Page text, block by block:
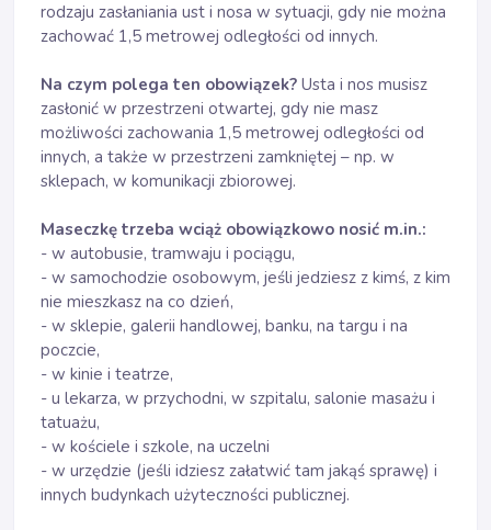
rodzaju zasłaniania ust i nosa w sytuacji, gdy nie można
zachować 1,5 metrowej odległości od innych.
Na czym polega ten obowiązek? Usta i nos musisz
zasłonić w przestrzeni otwartej, gdy nie masz
możliwości zachowania 1,5 metrowej odległości od
innych, a także w przestrzeni zamkniętej – np. w
sklepach, w komunikacji zbiorowej.
Maseczkę trzeba wciąż obowiązkowo nosić m.in.:
- w autobusie, tramwaju i pociągu,
- w samochodzie osobowym, jeśli jedziesz z kimś, z kim
nie mieszkasz na co dzień,
- w sklepie, galerii handlowej, banku, na targu i na
poczcie,
- w kinie i teatrze,
- u lekarza, w przychodni, w szpitalu, salonie masażu i
tatuażu,
- w kościele i szkole, na uczelni
- w urzędzie (jeśli idziesz załatwić tam jakąś sprawę) i
innych budynkach użyteczności publicznej.